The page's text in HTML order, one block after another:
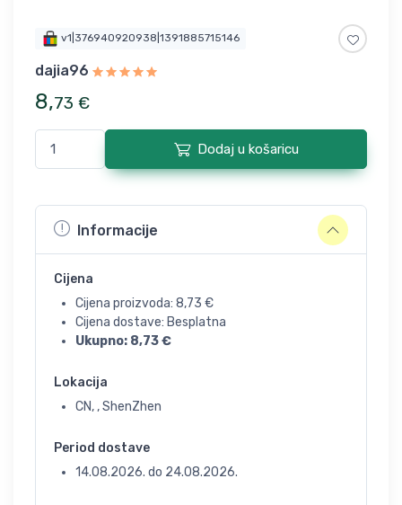
v1|376940920938|1391885715146
dajia96
8,73 €
Dodaj u košaricu
Informacije
Cijena
Cijena proizvoda: 8,73 €
Cijena dostave: Besplatna
Ukupno: 8,73€
Lokacija
CN, , ShenZhen
Period dostave
14.08.2026. do 24.08.2026.